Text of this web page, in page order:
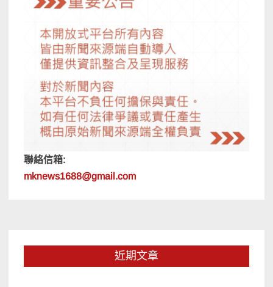
聯絡信箱:
mknews1688@gmail.com
近期文章